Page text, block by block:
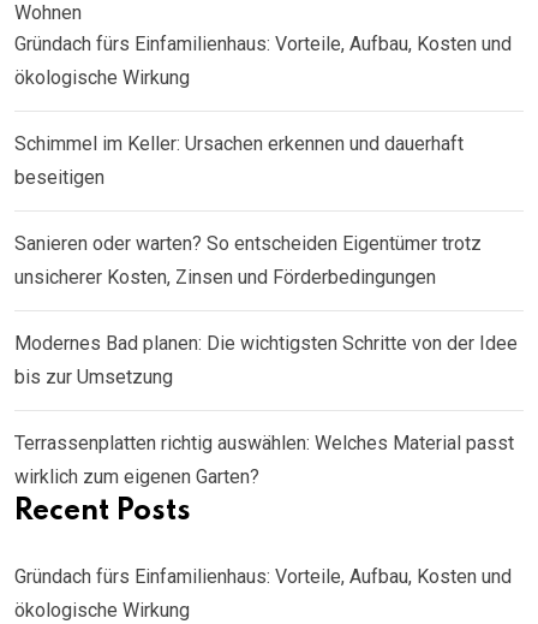
Wohnen
Gründach fürs Einfamilienhaus: Vorteile, Aufbau, Kosten und
ökologische Wirkung
Schimmel im Keller: Ursachen erkennen und dauerhaft
beseitigen
Sanieren oder warten? So entscheiden Eigentümer trotz
unsicherer Kosten, Zinsen und Förderbedingungen
Modernes Bad planen: Die wichtigsten Schritte von der Idee
bis zur Umsetzung
Terrassenplatten richtig auswählen: Welches Material passt
wirklich zum eigenen Garten?
Recent Posts
Gründach fürs Einfamilienhaus: Vorteile, Aufbau, Kosten und
ökologische Wirkung